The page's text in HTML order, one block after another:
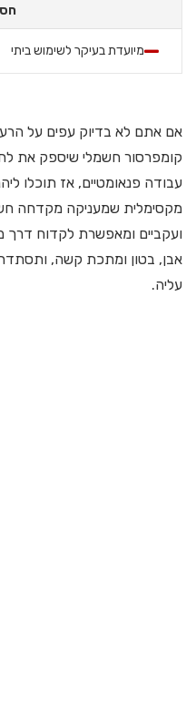
מיועדת בעיקר לשימוש ביתי
אם אתם לא בדיוק עפים על
קומפרסור חשמלי שיספק את
עבודה פנאומטיים, אז תוכלו
מקסימלית שמעניקה מקדחה
ועקביים ומאפשרת לקדוח דרך
אבן, בטון ומתכת קשה,
עליה.